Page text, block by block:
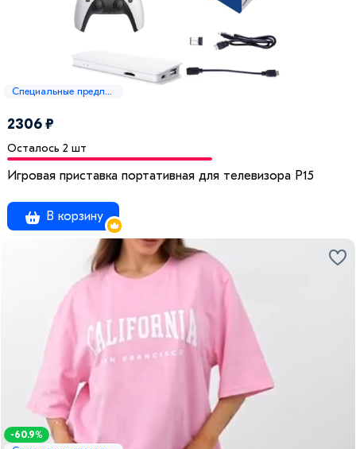
Специальные предложения
2306 ₽
Осталось 2 шт
Игровая приставка портативная для телевизора P15
В корзину
-60.9%